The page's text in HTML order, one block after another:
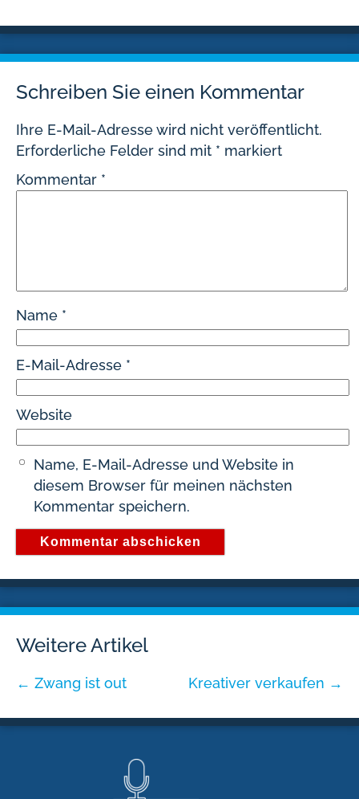
Schreiben Sie einen Kommentar
Ihre E-Mail-Adresse wird nicht veröffentlicht.
Erforderliche Felder sind mit * markiert
Kommentar *
Name *
E-Mail-Adresse *
Website
Name, E-Mail-Adresse und Website in
diesem Browser für meinen nächsten
Kommentar speichern.
Weitere Artikel
← Zwang ist out Kreativer verkaufen →